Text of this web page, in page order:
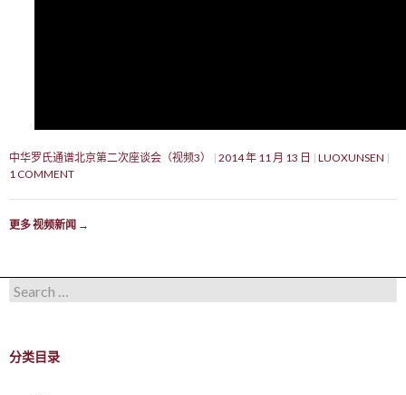
中华罗氏通谱北京第二次座谈会（视频3） 2014 年 11 月 13 日
LUOXUNSEN
1 COMMENT
更多 视频新闻 →
Search for:
分类目录